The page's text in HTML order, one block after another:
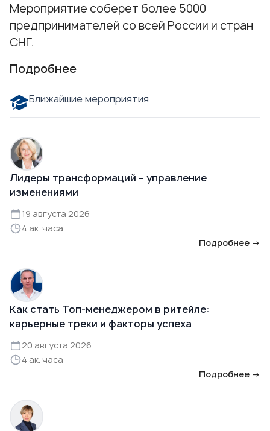
Мероприятие соберет более 5000
предпринимателей со всей России и стран
СНГ.
Подробнее
Ближайшие мероприятия
Лидеры трансформаций – управление
изменениями
19 августа 2026
4 ак. часа
Подробнее →
Как стать Топ-менеджером в ритейле:
карьерные треки и факторы успеха
20 августа 2026
4 ак. часа
Подробнее →